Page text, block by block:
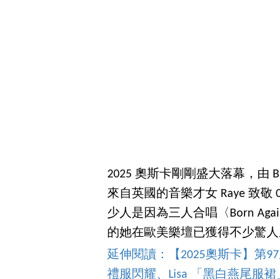
2025 奧斯卡剛剛盛大落幕，由
來自英國的音樂才女 Raye 致敬
少人是因為三人合唱〈Born
的她在歐美樂壇已獲得不少驚
延伸閱讀：【2025奧斯卡】第
禮服閃耀、Lisa 「黑白燕尾服